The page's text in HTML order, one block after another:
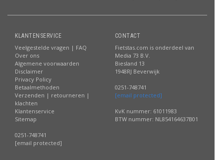
KLANTENSERVICE
Veelgestelde vragen | FAQ
Over ons
Algemene voorwaarden
Disclaimer
Privacy Policy
Betaalmethoden
Verzenden | retourneren |
klachten
Klantenservice
Sitemap
0251-748741
[email protected]
CONTACT
Fietstas.com is onderdeel van
Media 73 B.V.
Biesland 13
1948RJ Beverwijk
0251-748741
[email protected]
KvK nummer: 61011983
BTW nummer: NL854164637B01